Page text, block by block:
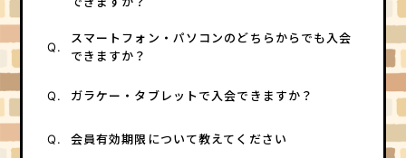
Q.
スマートフォン・パソコンのどちらからでも入会
できますか？
Q. ガラケー・タブレットで入会できますか？
Q. 会員有効期限について教えてください